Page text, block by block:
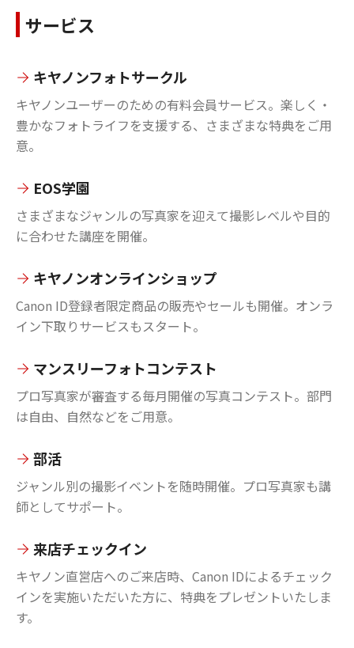
サービス
キヤノンフォトサークル
キヤノンユーザーのための有料会員サービス。楽しく・
豊かなフォトライフを支援する、さまざまな特典をご用
意。
EOS学園
さまざまなジャンルの写真家を迎えて撮影レベルや目的
に合わせた講座を開催。
キヤノンオンラインショップ
Canon ID登録者限定商品の販売やセールも開催。オンラ
イン下取りサービスもスタート。
マンスリーフォトコンテスト
プロ写真家が審査する毎月開催の写真コンテスト。部門
は自由、自然などをご用意。
部活
ジャンル別の撮影イベントを随時開催。プロ写真家も講
師としてサポート。
来店チェックイン
キヤノン直営店へのご来店時、Canon IDによるチェック
インを実施いただいた方に、特典をプレゼントいたしま
す。